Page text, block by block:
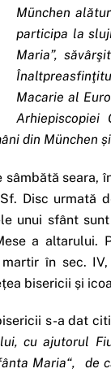
München
participa la
Maria”,
Macarie al
Arhiepiscopiei
din München
seara,
Disc urmată
unui sfânt
a altarului.
în sec.
bisericii și
s-a dat
cu ajutorul
Maria“, de